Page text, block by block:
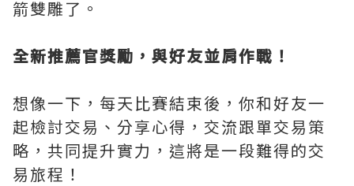
箭雙雕了。
全新推薦官獎勵，與好友並肩作戰！
想像一下，每天比賽結束後，你和好友一
起檢討交易、分享心得，交流跟單交易策
略，共同提升實力，這將是一段難得的交
易旅程！